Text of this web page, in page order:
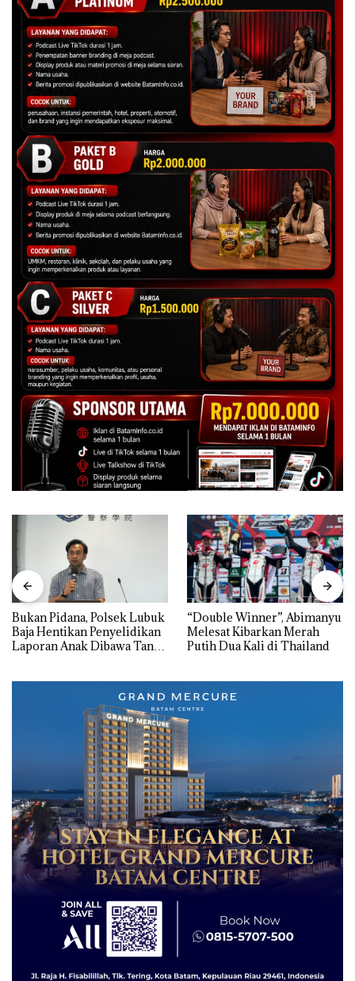
Bukan Pidana, Polsek Lubuk
Baja Hentikan Penyelidikan
Laporan Anak Dibawa Tanpa
“Double Winner”, Abimanyu
Melesat Kibarkan Merah
Putih Dua Kali di Thailand